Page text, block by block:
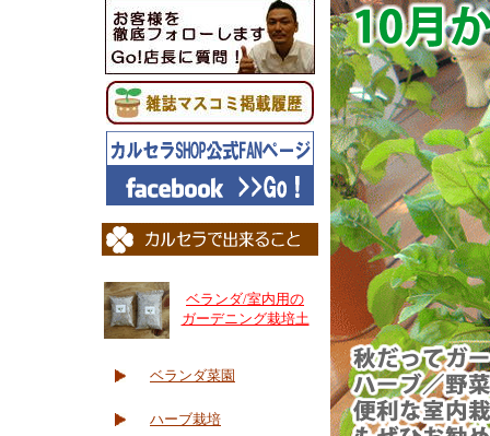
ベランダ/室内用の
ガーデニング栽培土
ベランダ菜園
ハーブ栽培